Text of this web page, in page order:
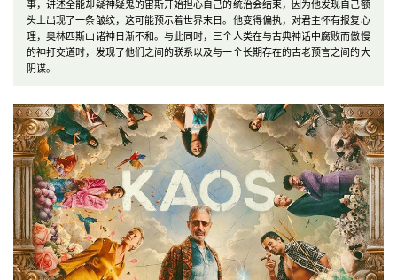
事，讲述全能却疑神疑鬼的宙斯开始担心自己的统治会结束，因为他发现自己额
头上出现了一条皱纹，这可能预示着世界末日。他变得偏执，对君主怀有报复心
理，奥林匹斯山诸神日渐不和。与此同时，三个人类在与古典神话中腐败而傲慢
的神打交道时，发现了他们之间的联系以及与一个长期存在的古老预言之间的大
阴谋。